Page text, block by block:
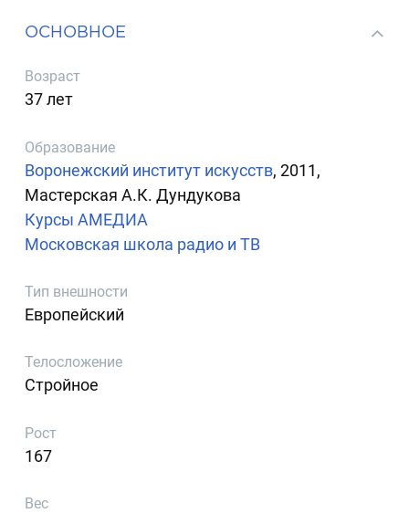
ОСНОВНОЕ
Возраст
37 лет
Образование
Воронежский институт искусств, 2011,
Мастерская А.К. Дундукова
Курсы АМЕДИА
Московская школа радио и ТВ
Тип внешности
Европейский
Телосложение
Стройное
Рост
167
Вес